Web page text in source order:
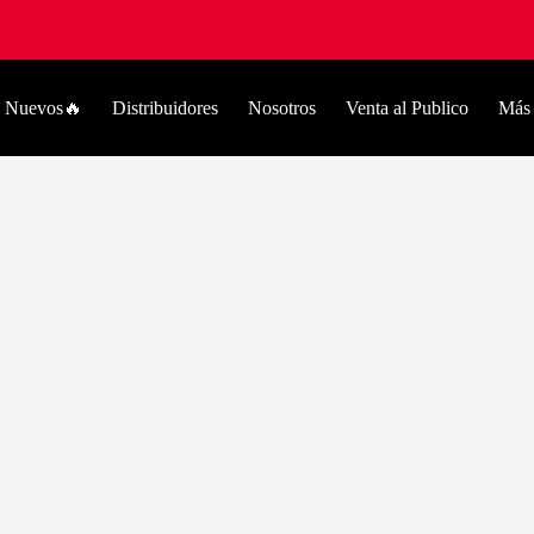
Nuevos🔥 Distribuidores Nosotros Venta al Publico Más